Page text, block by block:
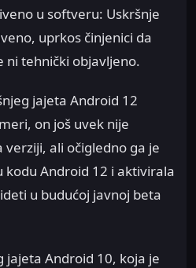
u softveru: Uskršnje
uprkos činjenici da
ni tehnički objavljeno.
jajeta Android 12
on još uvek nije
ali očigledno ga je
kodu Android 12 i aktivirala
u budućoj javnoj beta
jajeta Android 10, koja je